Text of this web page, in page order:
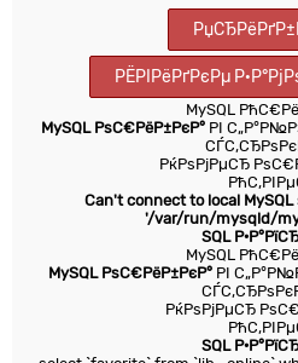
РЁРІРёРґРєРµ
MySQL
MySQL РѕС€РёР±РєР° РІ
РќРѕРјРµСЂ
Can't connect to local
'/var/run/mysqld/
SQL
MySQL
MySQL РѕС€РёР±РєР°РІ
РќРѕРјРµСЂ
SQL